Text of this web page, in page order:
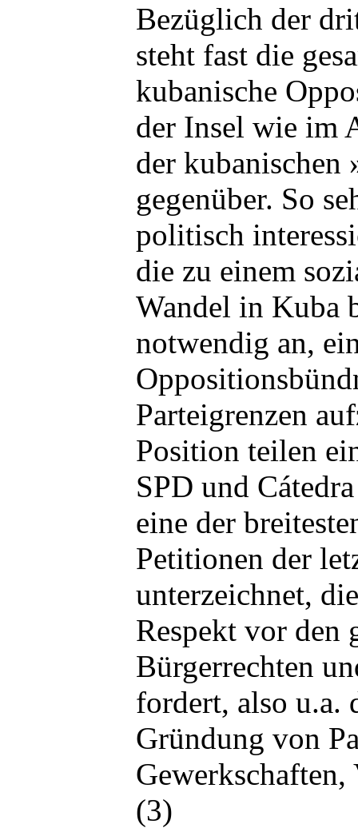
Bezüglich der
steht fast die
kubanische
der Insel wie im
der kubanischen
gegenüber. So
politisch
die zu einem
Wandel in Kuba
notwendig an,
Parteigrenzen
Position teilen
SPD und
eine der
Petitionen der
unterzeichnet,
Respekt vor den
Bürgerrechten
fordert, also u.a.
Gründung von
(3)